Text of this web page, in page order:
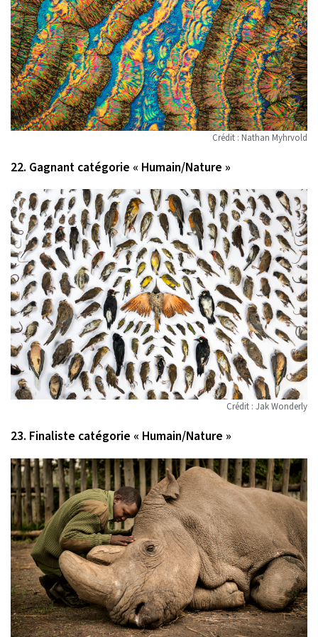
Crédit : Nathan Myhrvold
22. Gagnant catégorie « Humain/Nature »
Crédit : Jak Wonderly
23. Finaliste catégorie « Humain/Nature »